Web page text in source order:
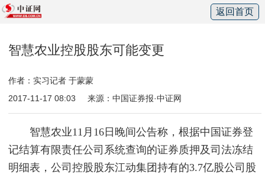
返回首页
智慧农业控股股东可能变更
作者：实习记者 于蒙蒙
2017-11-17 08:03
来源：中国证券报·中证网
智慧农业11月16日晚间公告称，根据中国证券登
记结算有限责任公司系统查询的证券质押及司法冻结
明细表，公司控股股东江动集团持有的3.7亿股公司股